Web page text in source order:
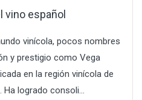
vino español
vinícola, pocos nombres
y prestigio como Vega
en la región vinícola de
Ha logrado consoli...